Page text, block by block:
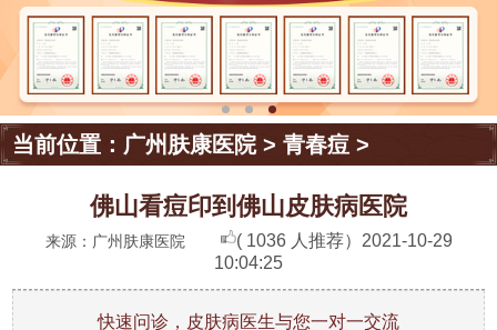
当前位置： 广州肤康医院>青春痘 >
佛山看痘印到佛山皮肤病医院
来源：广州肤康医院 ( 1036 人推荐） 2021-10-29
10:04:25
快速问诊，皮肤病医生与您一对一交流